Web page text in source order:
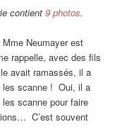
contient9 photos.
Mme Neumayer est
rappelle, avec des fils
avait ramassés, il a
les scanne ! Oui, il a
scanne pour faire
C’est souvent